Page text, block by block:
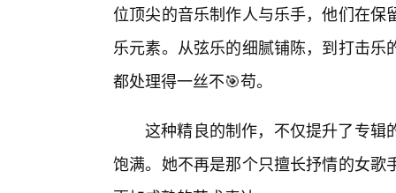
位顶尖的音乐制作人与乐手，他们在
乐元素。从弦乐的细腻铺陈，到打击
都处理得一丝不🎯苟。
这种精良的制作，不仅提升了专辑
饱满。她不再是那个只擅长抒情的女